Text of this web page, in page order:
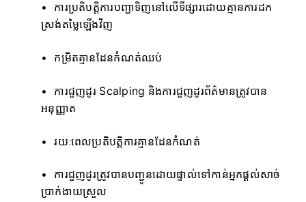
ការប្រតិបត្តិការបញ្ជាទិញនៅលើទីផ្សារដោយគ្មានការដក
ស្រង់តម្លៃឡើងវិញ
កម្រិតគ្មានដែនកំណត់ឈប់
ការជួញដូរ Scalping និងការជួញដូរព័ត៌មានត្រូវបាន
អនុញ្ញាត
រយៈពេលប្រតិបត្តិការគ្មានដែនកំណត់
ការជួញដូរត្រូវបានបញ្ជូនដោយផ្ទាល់ទៅកាន់អ្នកផ្តល់សាច់
ប្រាក់ងាយស្រួល